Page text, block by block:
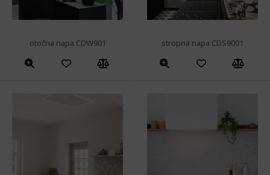
otočna napa CDW901 stropna napa CDS9001